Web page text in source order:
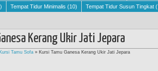
Tempat Tidur Minimalis (10) Tempat Tidur Susun Tingkat
Kerang Ukir Jati Jepara
Kursi Tamu Sofa » Kursi Tamu Ganesa Kerang Ukir Jati Jepara